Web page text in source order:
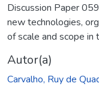
Discussion Paper
new technologies,
of scale and scope in
Autor(a)
Carvalho, Ruy de